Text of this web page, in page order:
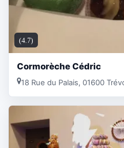
(4.7)
Cormorèche Cédric
18 Rue du Palais, 01600